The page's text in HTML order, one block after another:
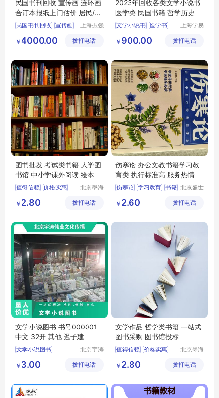
民国书刊回收 宣传画 连环画
合订本报纸上门估价 居民/单
位
民国书刊回收 宣传画
上海振强
有限公司
￥ 4000.00 拨打电话
2023年回收各类文学小说书
医学类 民国书籍 哲学历史
文学小说书 医学书
历史书籍
上海学易
限公司
￥ 900.00 拨打电话
图书批发 考试类书籍 大学图
书馆 中小学课外阅读 绘本
值得信赖 价格实惠
北京墨海
有限公司
￥ 2.80 拨打电话
伤寒论 办公文教书籍学习教
育类 执行标准高 服务热情
伤寒论 学习教育 书籍 北京盛世
传播中心
￥ 2.60 拨打电话
文学小说图书 书号000001
中文 32开 其他 迟子建
文学小说图书
北京宇涛
传播有限
￥ 3.00 拨打电话
文学作品 哲学类书籍 一站式
图书采购 图书馆投标
值得信赖 价格实惠
北京墨海
有限公司
￥ 2.80 拨打电话